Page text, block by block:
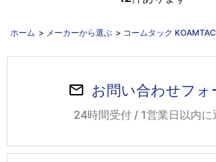
ホーム > メーカーから選ぶ > コームタック KOAMTAC
お問い合わせフォ
24時間受付 / 1営業日以内に